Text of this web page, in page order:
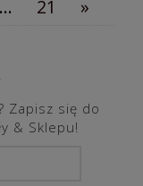
... 21 »
Zapisz się do
& Sklepu!